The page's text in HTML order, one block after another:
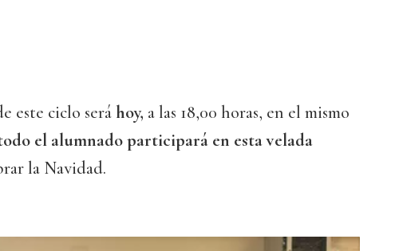
este ciclo seráhoy, a las 18,00 horas, en el mismo
el alumnado participará en esta velada
la Navidad.